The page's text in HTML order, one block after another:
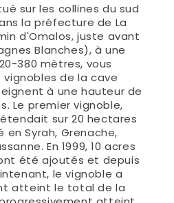
sur les collines du sud
la préfecture de La
d'Omalos, juste avant
Blanches), à une
380 mètres, vous
de la cave
à une hauteur de
Le premier vignoble,
sur 20 hectares
Syrah, Grenache,
En 1999, 10 acres
été ajoutés et depuis
le vignoble a
atteint le total de la